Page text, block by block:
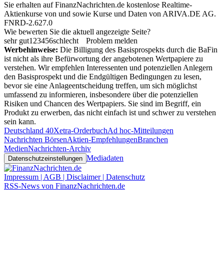
Sie erhalten auf FinanzNachrichten.de kostenlose Realtime-
Aktienkurse von und sowie Kurse und Daten von ARIVA.DE AG.
FNRD-2.627.0
Wie bewerten Sie die aktuell angezeigte Seite?
sehr gut1 23456schlecht
Problem melden
Werbehinweise: Die Billigung des Basisprospekts durch die BaFin
ist nicht als ihre Befürwortung der angebotenen Wertpapiere zu
verstehen. Wir empfehlen Interessenten und potenziellen Anlegern
den Basisprospekt und die Endgültigen Bedingungen zu lesen,
bevor sie eine Anlageentscheidung treffen, um sich möglichst
umfassend zu informieren, insbesondere über die potenziellen
Risiken und Chancen des Wertpapiers. Sie sind im Begriff, ein
Produkt zu erwerben, das nicht einfach ist und schwer zu verstehen
sein kann.
Deutschland 40Xetra-OrderbuchAd hoc-Mitteilungen
Nachrichten BörsenAktien-EmpfehlungenBranchen
MedienNachrichten-Archiv
Datenschutzeinstellungen Mediadaten
Impressum | AGB | Disclaimer | Datenschutz
RSS-News von FinanzNachrichten.de